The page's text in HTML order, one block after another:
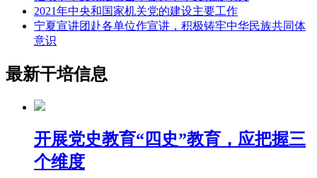
2021年中央和国家机关党的建设主要工作
宁夏宣讲团赴各单位作宣讲，积极铸牢中华民族共同体
意识
最新干培信息
开展党史教育“四史”教育，应把握三
个维度